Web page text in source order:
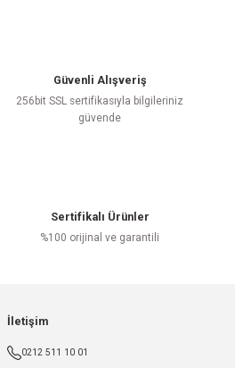
Güvenli Alışveriş
256bit SSL sertifikasıyla bilgileriniz
güvende
Sertifikalı Ürünler
%100 orijinal ve garantili
İletişim
0212 511 10 01